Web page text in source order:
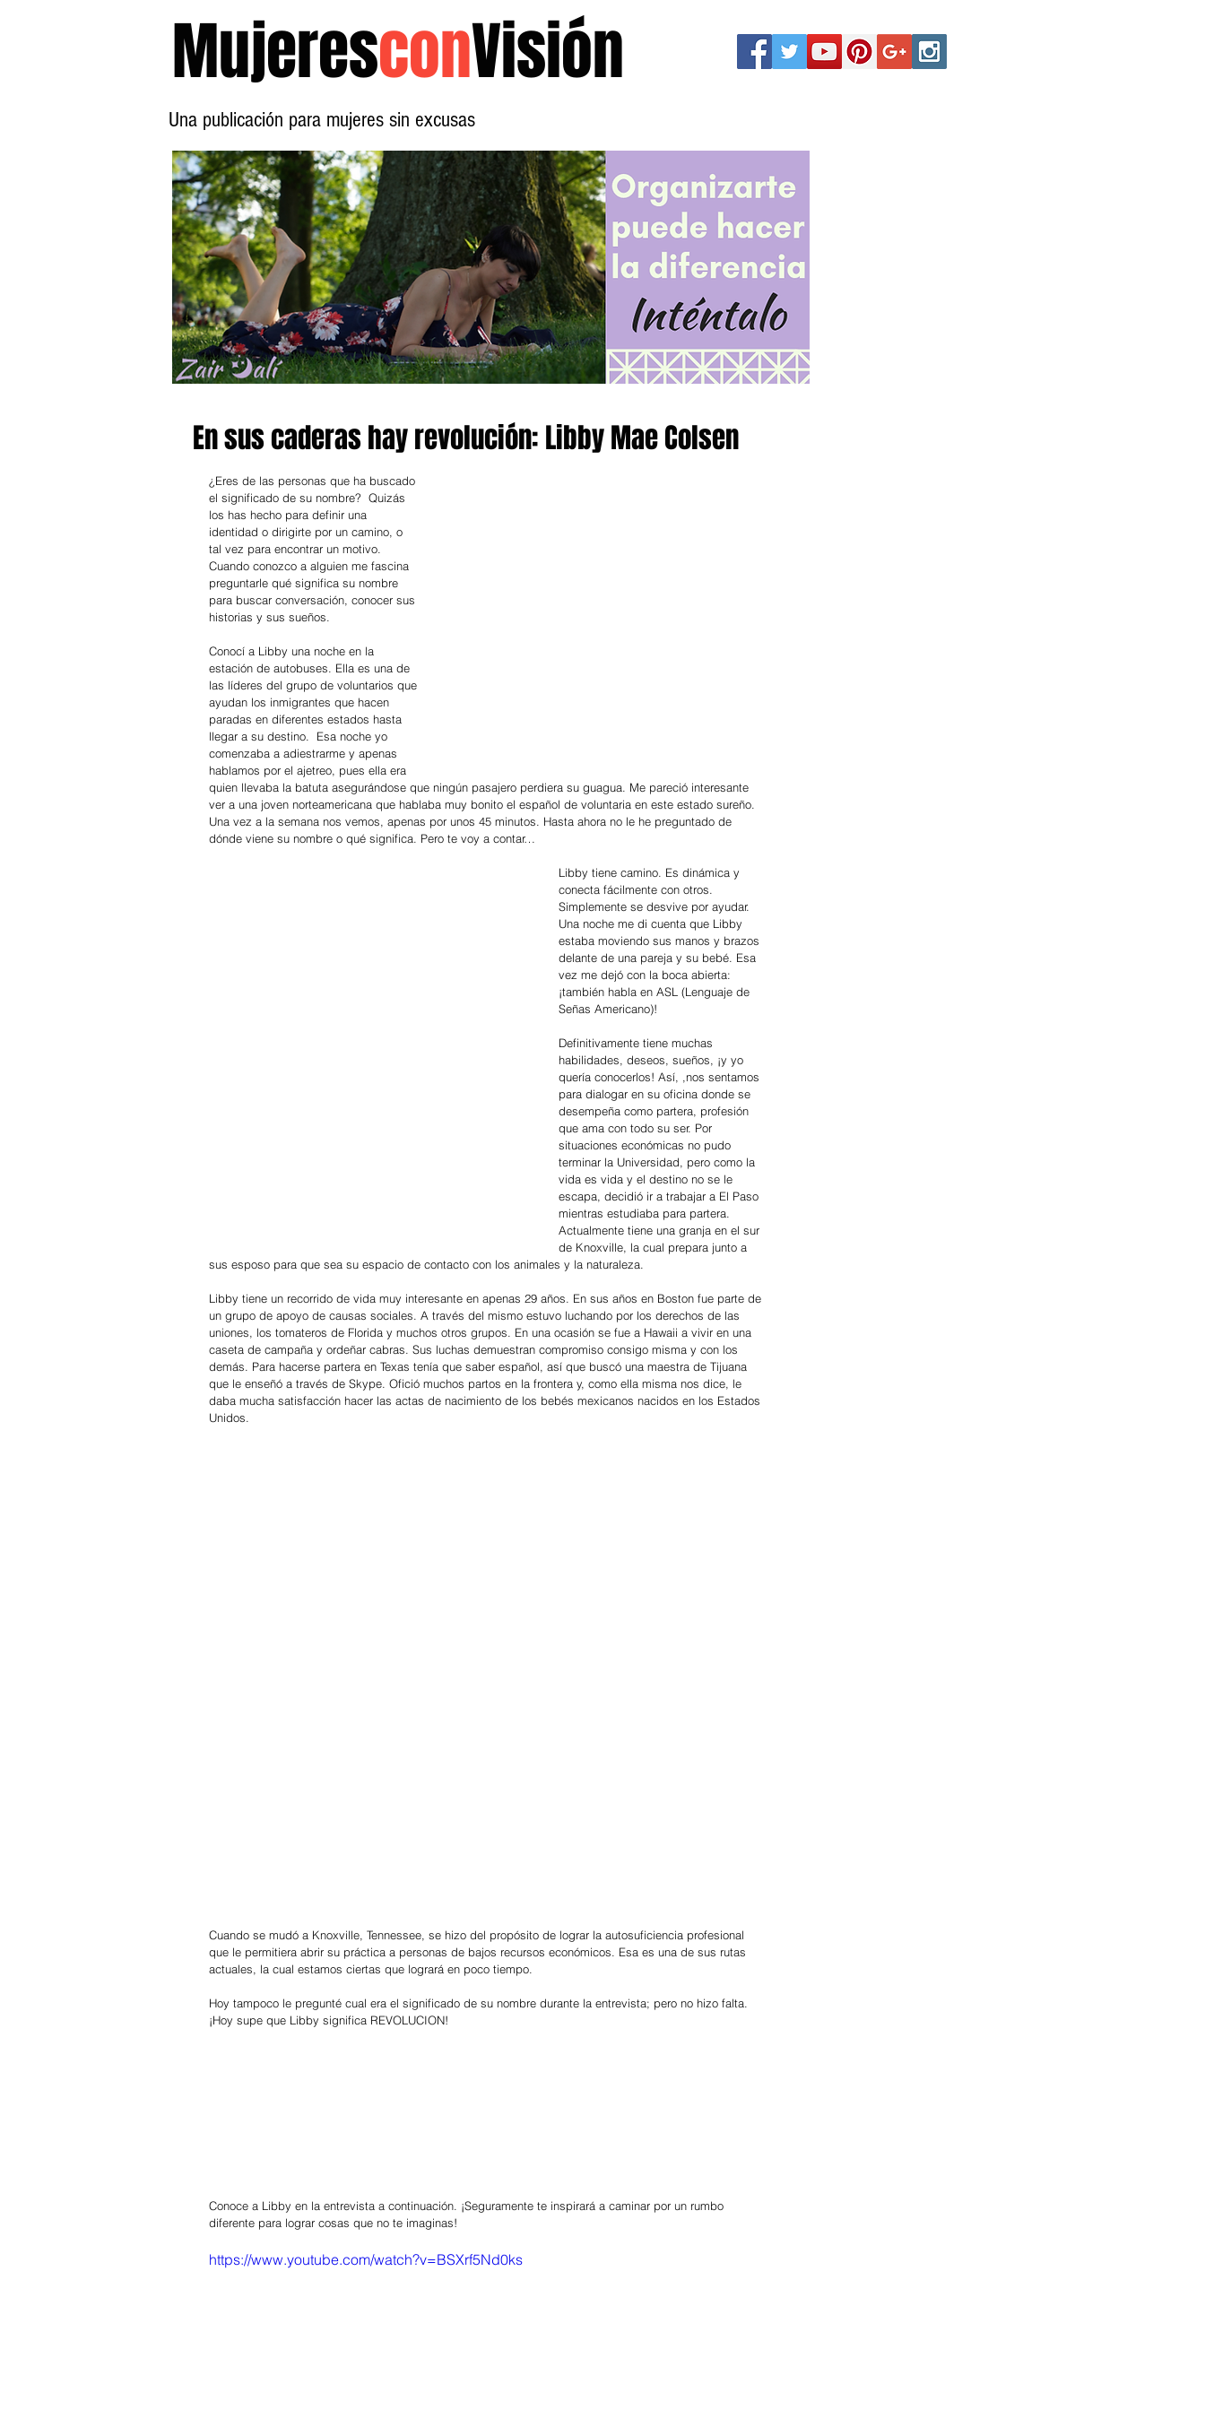
MujeresconVisión
Una publicación para mujeres sin excusas
En sus caderas hay revolución: Libby Mae Colsen
¿Eres de las personas que ha buscado
el significado de su nombre?  Quizás
los has hecho para definir una
identidad o dirigirte por un camino, o
tal vez para encontrar un motivo.
Cuando conozco a alguien me fascina
preguntarle qué significa su nombre
para buscar conversación, conocer sus
historias y sus sueños.
Conocí a Libby una noche en la
estación de autobuses. Ella es una de
las líderes del grupo de voluntarios que
ayudan los inmigrantes que hacen
paradas en diferentes estados hasta
llegar a su destino.  Esa noche yo
comenzaba a adiestrarme y apenas
hablamos por el ajetreo, pues ella era
quien llevaba la batuta asegurándose que ningún pasajero perdiera su guagua. Me pareció interesante
ver a una joven norteamericana que hablaba muy bonito el español de voluntaria en este estado sureño.
Una vez a la semana nos vemos, apenas por unos 45 minutos. Hasta ahora no le he preguntado de
dónde viene su nombre o qué significa. Pero te voy a contar…
Libby tiene camino. Es dinámica y
conecta fácilmente con otros.
Simplemente se desvive por ayudar.
Una noche me di cuenta que Libby
estaba moviendo sus manos y brazos
delante de una pareja y su bebé. Esa
vez me dejó con la boca abierta:
¡también habla en ASL (Lenguaje de
Señas Americano)!
Definitivamente tiene muchas
habilidades, deseos, sueños, ¡y yo
quería conocerlos! Así, ,nos sentamos
para dialogar en su oficina donde se
desempeña como partera, profesión
que ama con todo su ser. Por
situaciones económicas no pudo
terminar la Universidad, pero como la
vida es vida y el destino no se le
escapa, decidió ir a trabajar a El Paso
mientras estudiaba para partera.
Actualmente tiene una granja en el sur
de Knoxville, la cual prepara junto a
sus esposo para que sea su espacio de contacto con los animales y la naturaleza.
Libby tiene un recorrido de vida muy interesante en apenas 29 años. En sus años en Boston fue parte de
un grupo de apoyo de causas sociales. A través del mismo estuvo luchando por los derechos de las
uniones, los tomateros de Florida y muchos otros grupos. En una ocasión se fue a Hawaii a vivir en una
caseta de campaña y ordeñar cabras. Sus luchas demuestran compromiso consigo misma y con los
demás. Para hacerse partera en Texas tenía que saber español, así que buscó una maestra de Tijuana
que le enseñó a través de Skype. Ofició muchos partos en la frontera y, como ella misma nos dice, le
daba mucha satisfacción hacer las actas de nacimiento de los bebés mexicanos nacidos en los Estados
Unidos.
Cuando se mudó a Knoxville, Tennessee, se hizo del propósito de lograr la autosuficiencia profesional
que le permitiera abrir su práctica a personas de bajos recursos económicos. Esa es una de sus rutas
actuales, la cual estamos ciertas que logrará en poco tiempo.
Hoy tampoco le pregunté cual era el significado de su nombre durante la entrevista; pero no hizo falta.
¡Hoy supe que Libby significa REVOLUCION!
Conoce a Libby en la entrevista a continuación. ¡Seguramente te inspirará a caminar por un rumbo
diferente para lograr cosas que no te imaginas!
https://www.youtube.com/watch?v=BSXrf5Nd0ks